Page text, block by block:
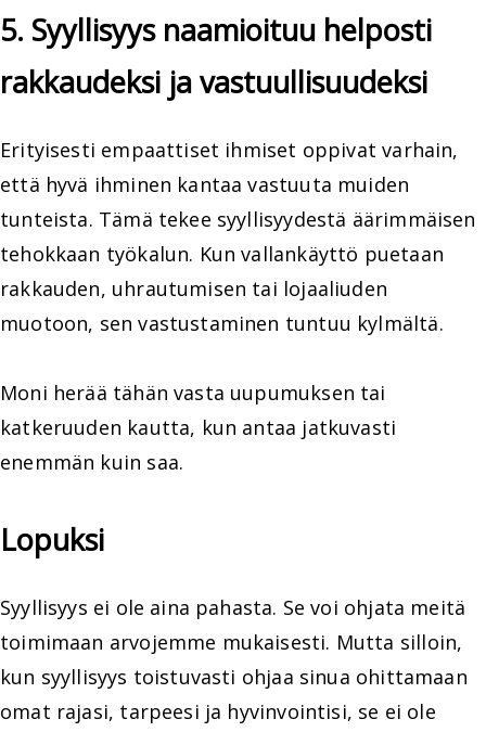
5. Syyllisyys naamioituu helposti
rakkaudeksi ja vastuullisuudeksi
Erityisesti empaattiset ihmiset oppivat varhain,
että hyvä ihminen kantaa vastuuta muiden
tunteista. Tämä tekee syyllisyydestä äärimmäisen
tehokkaan työkalun. Kun vallankäyttö puetaan
rakkauden, uhrautumisen tai lojaaliuden
muotoon, sen vastustaminen tuntuu kylmältä.
Moni herää tähän vasta uupumuksen tai
katkeruuden kautta, kun antaa jatkuvasti
enemmän kuin saa.
Lopuksi
Syyllisyys ei ole aina pahasta. Se voi ohjata meitä
toimimaan arvojemme mukaisesti. Mutta silloin,
kun syyllisyys toistuvasti ohjaa sinua ohittamaan
omat rajasi, tarpeesi ja hyvinvointisi, se ei ole